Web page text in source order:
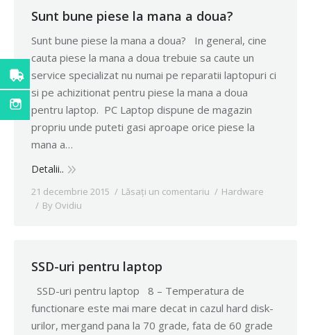
Sunt bune piese la mana a doua?
Sunt bune piese la mana a doua? In general, cine
cauta piese la mana a doua trebuie sa caute un
service specializat nu numai pe reparatii laptopuri ci
si pe achizitionat pentru piese la mana a doua
pentru laptop. PC Laptop dispune de magazin
propriu unde puteti gasi aproape orice piese la
mana a…
Detalii..
21 decembrie 2015 Lăsați un comentariu
Hardware
By Ovidiu
SSD-uri pentru laptop
SSD-uri pentru laptop 8 – Temperatura de
functionare este mai mare decat in cazul hard disk-
urilor, mergand pana la 70 grade, fata de 60 grade